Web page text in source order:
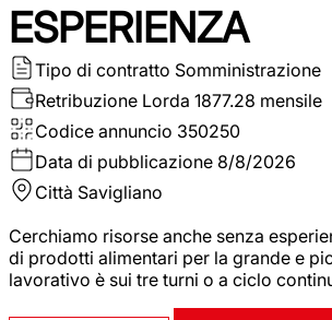
ESPERIENZA
Tipo di contratto Somministrazione
Retribuzione Lorda 1877.28 mensile
Codice annuncio 350250
Data di pubblicazione 8/8/2026
Città Savigliano
Cerchiamo risorse anche senza
di prodotti alimentari per la grande e
lavorativo è sui tre turni o a ciclo